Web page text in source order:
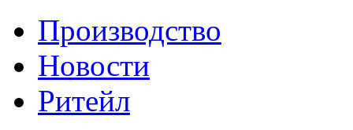
Производство
Новости
Ритейл